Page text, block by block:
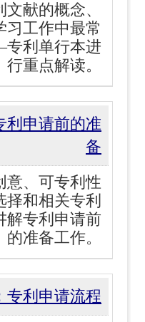
献的概念、
习工作中最常
利单行本进
行重点解读。
利申请前的准
备
意、可专利性
和相关专利
解专利申请前
的准备工作。
专利申请流程